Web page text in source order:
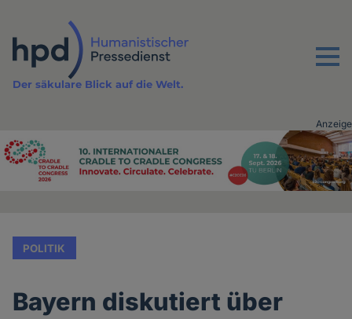
Inhalt
Menu
Der säkulare Blick auf die Welt.
Advertising
Anzeige
POLITIK
Bayern diskutiert über